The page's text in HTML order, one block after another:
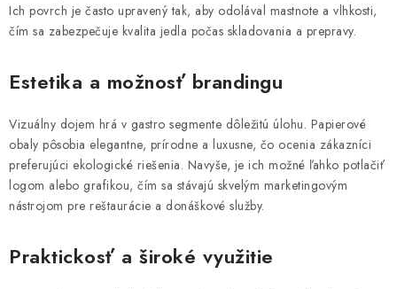
Ich povrch je často upravený tak, aby odolával mastnote a vlhkosti,
čím sa zabezpečuje kvalita jedla počas skladovania a prepravy.
Estetika a možnosť brandingu
Vizuálny dojem hrá v gastro segmente dôležitú úlohu. Papierové
obaly pôsobia elegantne, prírodne a luxusne, čo ocenia zákazníci
preferujúci ekologické riešenia. Navyše, je ich možné ľahko potlačiť
logom alebo grafikou, čím sa stávajú skvelým marketingovým
nástrojom pre reštaurácie a donáškové služby.
Praktickosť a široké využitie